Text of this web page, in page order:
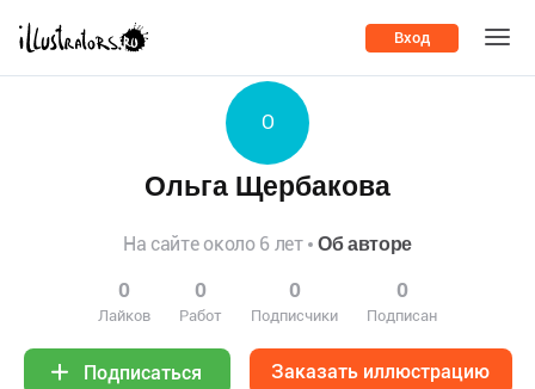
Вход
О
Ольга Щербакова
На сайте около 6 лет Об авторе
0
Лайков
0
Работ
0
Подписчики
0
Подписан
Подписаться Заказать иллюстрацию